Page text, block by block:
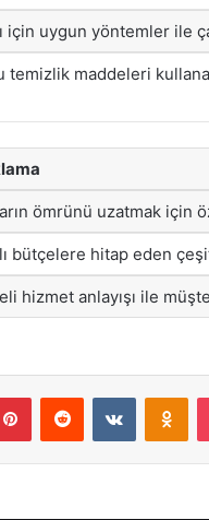
için uygun yöntemler ile
temizlik maddeleri
ömrünü uzatmak için
bütçelere hitap eden
hizmet anlayışı ile
PinterestReddit VKontakte